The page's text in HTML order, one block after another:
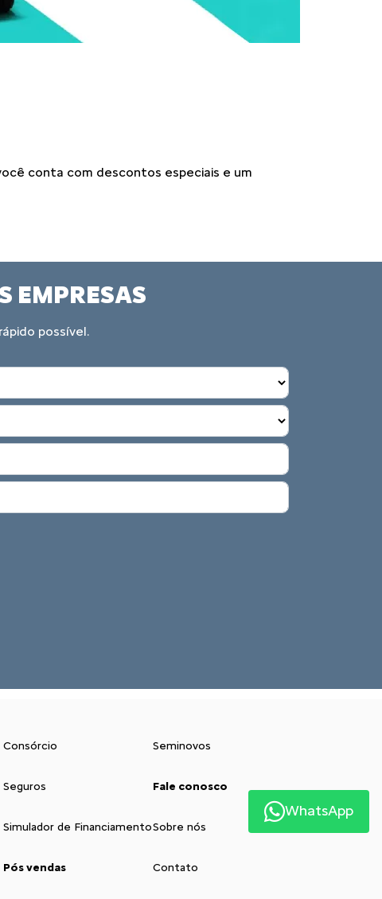
conta com descontos especiais e um
EMPRESAS
possível.
Consórcio
Seguros
Simulador de Financiamento
Pós vendas
Seminovos
Fale conosco
Sobre nós
Contato
WhatsApp